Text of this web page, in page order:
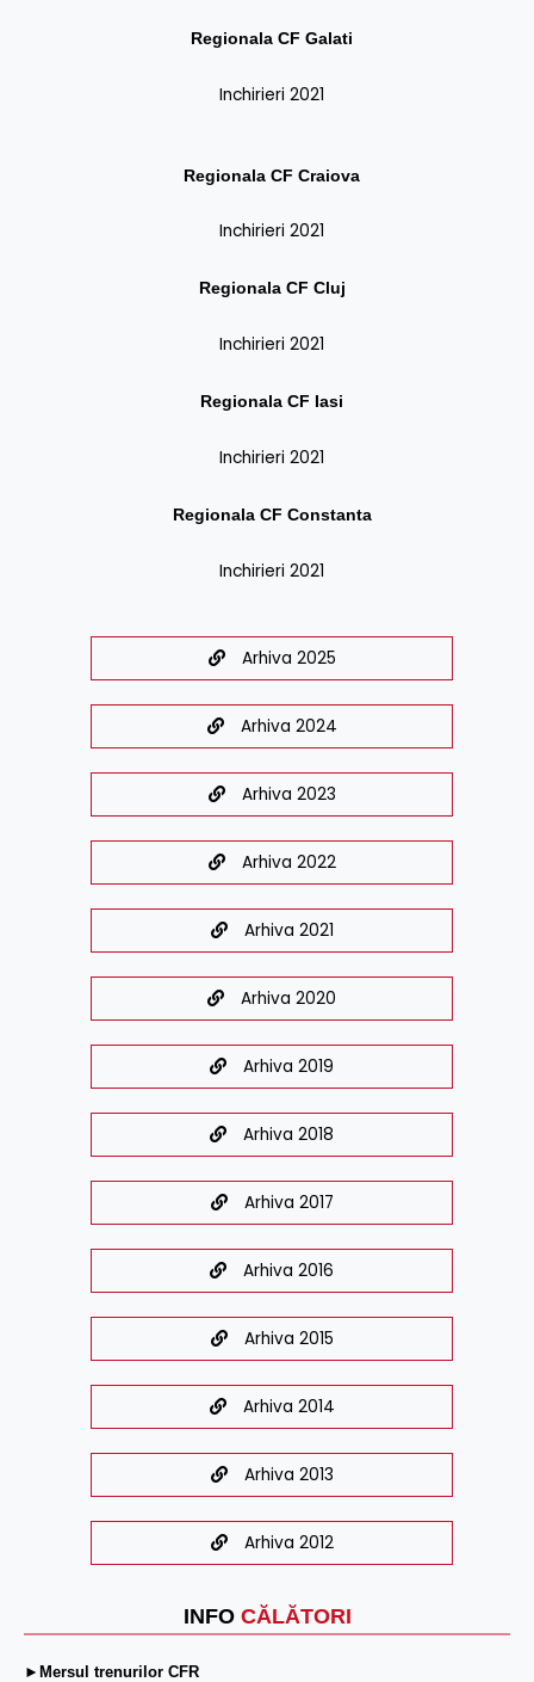
INFO CĂLĂTORI
►Mersul trenurilor CFR
Regionala CF Galati
Inchirieri 2021
Regionala CF Craiova
Inchirieri 2021
Regionala CF Cluj
Inchirieri 2021
Regionala CF Iasi
Inchirieri 2021
Regionala CF Constanta
Inchirieri 2021
Arhiva 2025
Arhiva 2024
Arhiva 2023
Arhiva 2022
Arhiva 2021
Arhiva 2020
Arhiva 2019
Arhiva 2018
Arhiva 2017
Arhiva 2016
Arhiva 2015
Arhiva 2014
Arhiva 2013
Arhiva 2012